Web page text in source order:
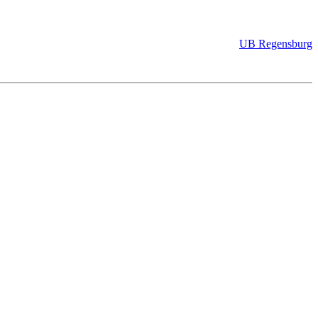
UB Regensburg